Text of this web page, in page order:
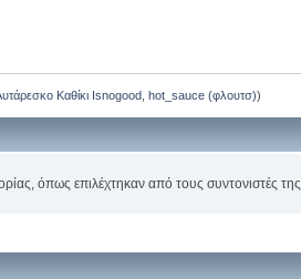
Καθίκι Isnogood, hot_sauce (φλουτσ))
όπως επιλέχτηκαν από τους συντονιστές της